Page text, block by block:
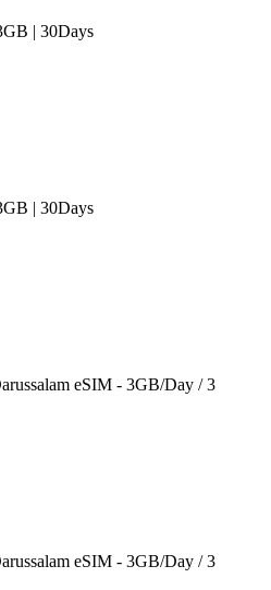
| 30Days
| 30Days
eSIM - 3GB/Day / 3
eSIM - 3GB/Day / 3